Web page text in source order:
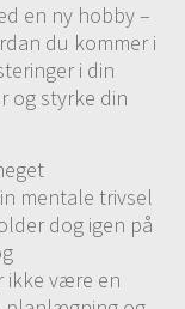
en ny hobby –
du kommer i
i din
og styrke din
mentale trivsel
dog igen på
ikke være en